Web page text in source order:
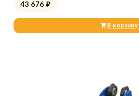
43 676 ₽
В корзину